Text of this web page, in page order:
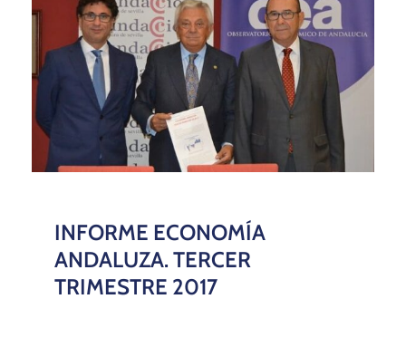
INFORME ECONOMÍA
ANDALUZA. TERCER
TRIMESTRE 2017